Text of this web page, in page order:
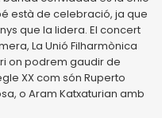
està de celebració, ja que
que la lidera. El concert
La Unió Filharmònica
on podrem gaudir de
XX com són Ruperto
o Aram Katxaturian amb